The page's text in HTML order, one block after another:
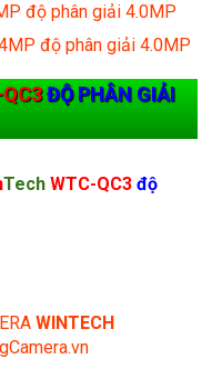
độ phân giải 4.0MP
độ phân giải 4.0MP
ĐỘ PHÂN GIẢI
Tech WTC-QC3 độ
WINTECH